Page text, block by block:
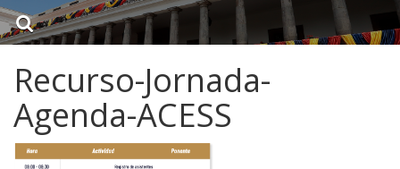
Recurso-Jornada-
Agenda-ACESS